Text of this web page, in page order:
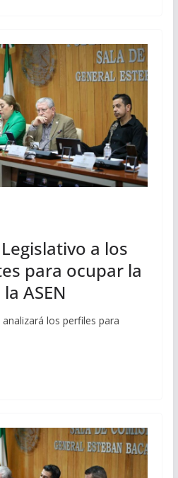
a los
para ocupar la
ASEN
los perfiles para